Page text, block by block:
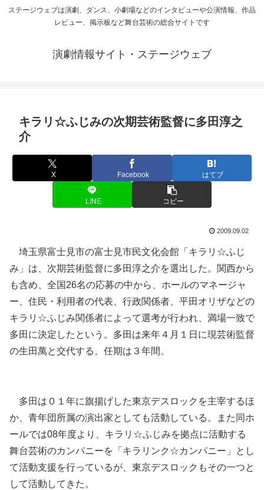
ステージウェブは演劇、ダンス、小劇場などのインタビューや公演情報、作品
レビュー、掲示板など舞台芸術の総合サイトです
演劇情報サイト・ステージウェブ
キラリ☆ふじみの次期芸術監督に多田淳之
介
X Facebook はてブ
LINE コピー
2009.09.02
埼玉県富士見市の富士見市民文化会館「キラリ☆ふじ
み」は、次期芸術監督に多田淳之介を選出した。関西から
も含め、全国26名の応募の中から、ホールのマネージャ
ー、住民・利用者の代表、行政関係者、平田オリザなどの
キラリ☆ふじみ関係者によって選考が行われ、満場一致で
多田に決定したという。多田は来年４月１日に現芸術監督
の生田萬と交代する。任期は３年間。
多田は０１年に旗揚げした東京デスロックを主宰するほ
か、青年団所属の演出家としても活動している。また同ホ
ールでは08年度より、キラリ☆ふじみを拠点に活動する
舞台芸術のカンパニーを「キラリンク☆カンパニー」とし
て活動支援を行っているが、東京デスロックもその一つと
して活動してきた。